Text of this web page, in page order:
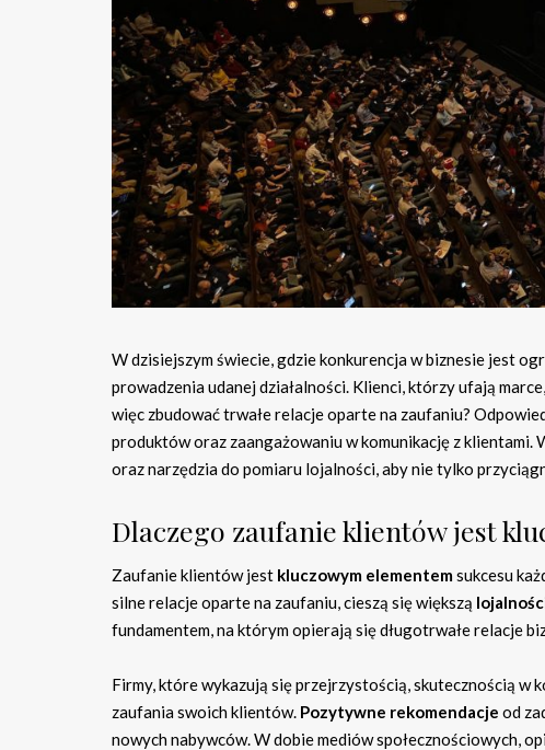
W dzisiejszym świecie, gdzie konkurencja w biznesie jest
prowadzenia udanej działalności. Klienci, którzy ufają
więc zbudować trwałe relacje oparte na zaufaniu?
produktów oraz zaangażowaniu w komunikację z
oraz narzędzia do pomiaru lojalności, aby nie tylko
Dlaczego zaufanie klientów jest
Zaufanie klientów jest kluczowym elementemsukcesu
silne relacje oparte na zaufaniu, cieszą się większą
fundamentem, na którym opierają się długotrwałe relacje
Firmy, które wykazują się przejrzystością, skutecznością w
zaufania swoich klientów. Pozytywne rekomendacje od
nowych nabywców. W dobie mediów społecznościowych,